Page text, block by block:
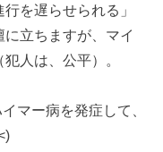
を遅らせられる」
立ちますが、マイ
人は、公平）。
マー病を発症して、